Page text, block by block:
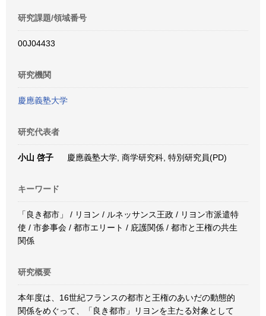
研究課題/領域番号
00J04433
研究機関
慶應義塾大学
研究代表者
小山 啓子 慶應義塾大学, 商学研究科, 特別研究員(PD)
キーワード
「良き都市」 / リヨン / ルネッサンス王政 / リヨン市派遣特
使 / 市参事会 / 都市エリート / 庇護関係 / 都市と王権の共生
関係
研究概要
本年度は、16世紀フランスの都市と王権のあいだの動態的
関係をめぐって、「良き都市」リヨンを主たる対象として